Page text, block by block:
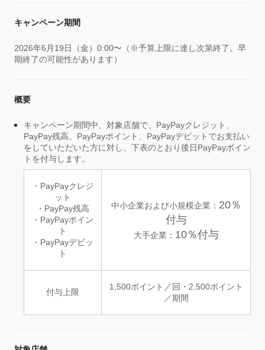
キャンペーン期間
2026年6月19日（金）0:00〜（※予算上限に達し次第終了。早
期終了の可能性があります）
概要
キャンペーン期間中、対象店舗で、PayPayクレジット、
PayPay残高、PayPayポイント、PayPayデビットでお支払い
をしていただいた方に対し、下表のとおり後日PayPayポイン
トを付与します。
・PayPayクレジ
ット
・PayPay残高
・PayPayポイン
ト
・PayPayデビッ
ト
中小企業および小規模企業： 20％
付与
大手企業： 10％付与
付与上限
1,500ポイント／回・2,500ポイント
／期間